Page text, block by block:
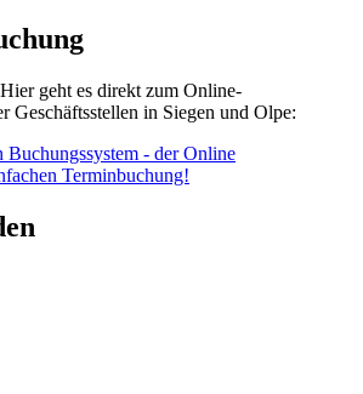
geht es direkt zum Online-
Geschäftsstellen in Siegen und Olpe:
Buchungssystem - der Online
Terminbuchung!